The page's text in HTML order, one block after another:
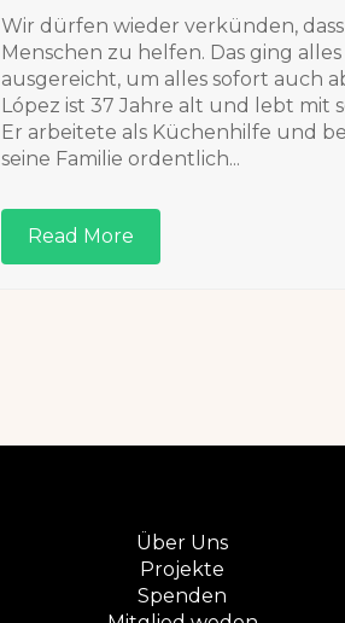
Wir dürfen wieder verkünden,
Menschen zu helfen. Das ging
ausgereicht, um alles sofort auch
López ist 37 Jahre alt und lebt mit
Er arbeitete als Küchenhilfe und
seine Familie ordentlich...
Read More
Über Uns
Projekte
Spenden